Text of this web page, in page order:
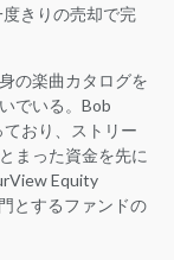
きりの売却で完
の楽曲カタログを
でいる。Bob
おり、ストリー
まった資金を先に
Equity
とするファンドの